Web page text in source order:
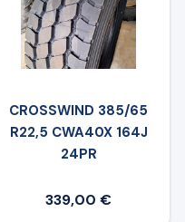
CROSSWIND 385/65
R22,5 CWA40X 164J
24PR
339,00 €